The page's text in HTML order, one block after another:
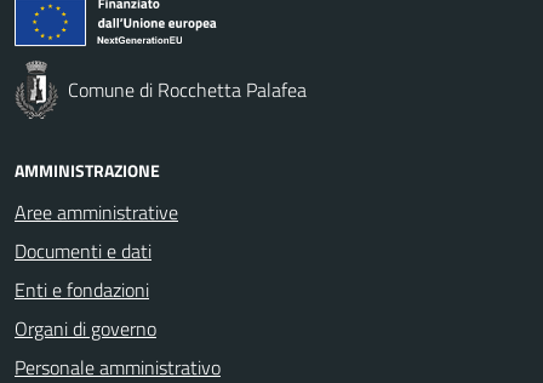
Comune di Rocchetta Palafea
AMMINISTRAZIONE
Aree amministrative
Documenti e dati
Enti e fondazioni
Organi di governo
Personale amministrativo